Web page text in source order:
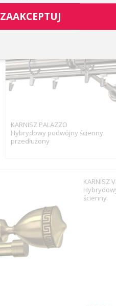
KARNISZ PALAZZO
Hybrydowy podwójny ścienny
przedłużony
KARNISZ
ścienny
ZAAKCEPTUJ